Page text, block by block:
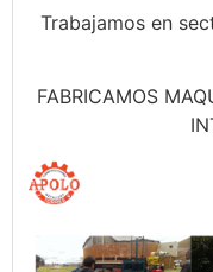
Trabajamos en
FABRICAMOS